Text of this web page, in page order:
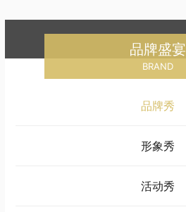
品牌盛宴
BRAND
品牌秀
形象秀
活动秀